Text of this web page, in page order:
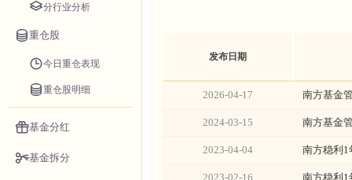
分行业分析
重仓股
今日重仓表现
重仓股明细
基金分红
基金拆分
发布日期
2026-04-17 南方基金
2024-03-15 南方基金
2023-04-04 南方稳利1
2023-02-16 南方稳利1